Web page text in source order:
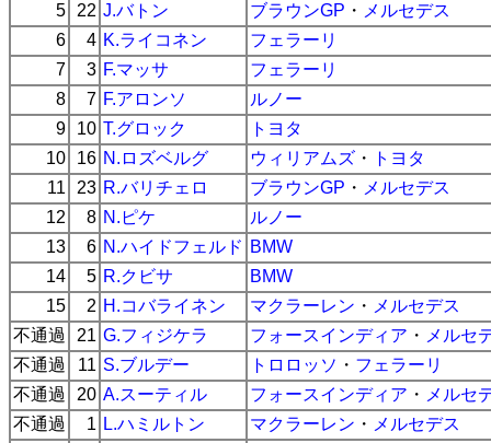
5
22 J.バトン ブラウンGP ・ メルセデス
6
4 K.ライコネン
フェラーリ
7
3 F.マッサ
フェラーリ
8
7 F.アロンソ
ルノー
9
10 T.グロック
トヨタ
10
16 N.ロズベルグ ウィリアムズ ・
トヨタ
11
23 R.バリチェロ ブラウンGP ・ メルセデス
12
8 N.ピケ
ルノー
13
6 N.ハイドフェルド BMW
14
5 R.クビサ
BMW
15
2 H.コバライネン マクラーレン ・ メルセデス
不通過
21 G.フィジケラ フォースインディア ・ メルセ
不通過
11 S.ブルデー トロロッソ ・ フェラーリ
不通過
20 A.スーティル フォースインディア ・ メルセ
不通過
1 L.ハミルトン マクラーレン ・ メルセデス